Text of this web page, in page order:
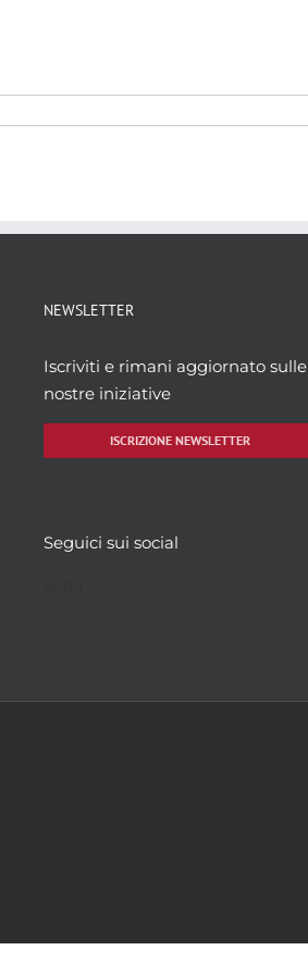
NEWSLETTER
Iscriviti e rimani aggiornato sulle
nostre iniziative
ISCRIZIONE NEWSLETTER
Seguici sui social